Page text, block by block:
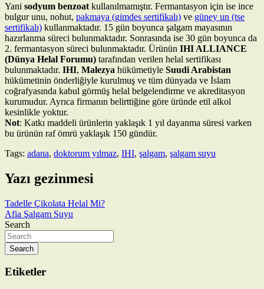
Yani sodyum benzoat kullanılmamıştır. Fermantasyon için ise ince
bulgur unu, nohut, pakmaya (gimdes sertifikalı) ve güney un (tse
sertifikalı) kullanmaktadır. 15 gün boyunca şalgam mayasının
hazırlanma süreci bulunmaktadır. Sonrasında ise 30 gün boyunca da
2. fermantasyon süreci bulunmaktadır. Ürünün IHI ALLIANCE
(Dünya Helal Forumu) tarafından verilen helal sertifikası
bulunmaktadır. IHI, Malezya hükümetiyle Suudi Arabistan
hükümetinin önderliğiyle kurulmuş ve tüm dünyada ve İslam
coğrafyasında kabul görmüş helal belgelendirme ve akreditasyon
kurumudur. Ayrıca firmanın belirttiğine göre üründe etil alkol
kesinlikle yoktur.
Not: Katkı maddeli ürünlerin yaklaşık 1 yıl dayanma süresi varken
bu ürünün raf ömrü yaklaşık 150 gündür.
Tags: adana, doktorum yılmaz, IHI, şalgam, şalgam suyu
Yazı gezinmesi
Tadelle Çikolata Helal Mi?
Afia Şalgam Suyu
Search
Search
Etiketler